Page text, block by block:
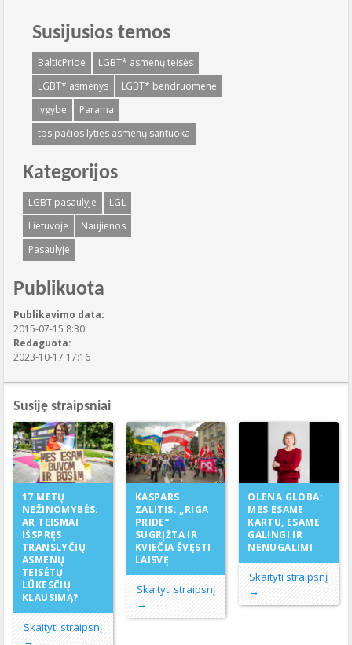
Susijusios temos
BalticPride
LGBT* asmenų teisės
LGBT* asmenys
LGBT* bendruomenė
lygybė
Parama
tos pačios lyties asmenų santuoka
Kategorijos
LGBT pasaulyje
LGL
Lietuvoje
Naujienos
Pasaulyje
Publikuota
Publikavimo data:
2015-07-15 8:30
Redaguota:
2023-10-17 17:16
Susiję straipsniai
17 METŲ
NEŽINOMYBĖS:
AR TEISMAI
IŠSPRĘS
TRANSLYČIŲ
ASMENŲ
TEISĖTŲ
LŪKESČIŲ
KLAUSIMĄ?
Skaityti straipsnį
→
KASPARS
ZALITIS: „RIGA
PRIDE“
SUGRĮŽTA IR
KVIEČIA ŠVĘSTI
LAISVĘ
Skaityti straipsnį
→
OLENA GLOBA:
MES ESAME
KARTU, ESAME
GALINGI IR
NENUGALIMI
Skaityti straipsnį
→